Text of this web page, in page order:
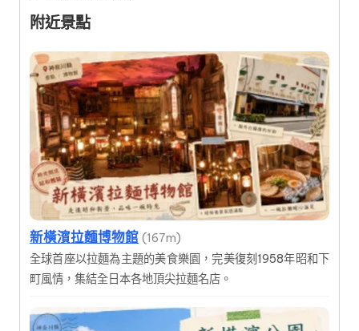
附近景點
新橫濱拉麵博物館 (167m)
全球首座以拉麵為主題的美食樂園，完美復刻1958年昭和下
町風情，集結全日本各地頂尖拉麵名店。